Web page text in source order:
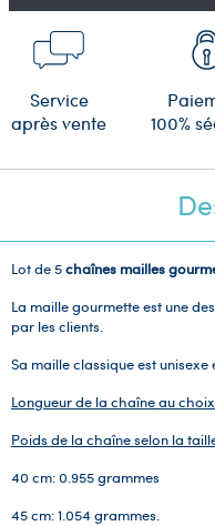
Service
après vente
100%
Lot de 5chaînes mailles
La maille gourmette est une
par les clients.
Sa maille classique est
Longueur de la chaîne au
Poids de la chaîne selon la
40 cm: 0.955 grammes
45 cm: 1.054 grammes.